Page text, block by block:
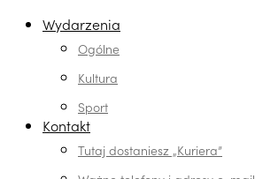
Wydarzenia
Ogólne
Kultura
Sport
Kontakt
Tutaj dostaniesz „Kuriera”